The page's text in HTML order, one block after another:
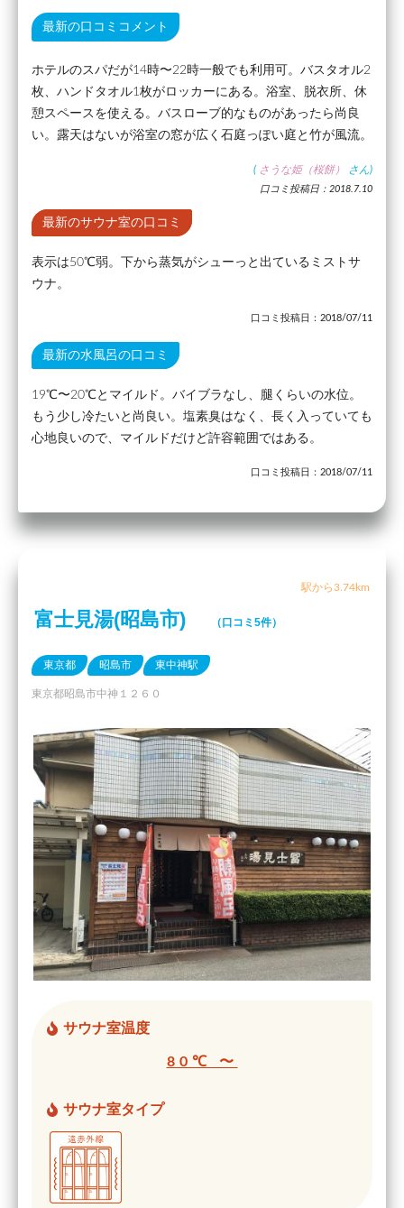
最新の口コミコメント
ホテルのスパだが14時〜22時一般でも利用可。バスタオル2
枚、ハンドタオル1枚がロッカーにある。浴室、脱衣所、休
憩スペースを使える。バスローブ的なものがあったら尚良
い。露天はないが浴室の窓が広く石庭っぽい庭と竹が風流。
( さうな姫（桜餅） さん)
口コミ投稿日：2018.7.10
最新のサウナ室の口コミ
表示は50℃弱。下から蒸気がシューっと出ているミストサ
ウナ。
口コミ投稿日：2018/07/11
最新の水風呂の口コミ
19℃〜20℃とマイルド。バイブラなし、腿くらいの水位。
もう少し冷たいと尚良い。塩素臭はなく、長く入っていても
心地良いので、マイルドだけど許容範囲ではある。
口コミ投稿日：2018/07/11
駅から3.74km
富士見湯(昭島市) （口コミ5件）
東京都 昭島市 東中神駅
東京都昭島市中神１２６０
サウナ室温度
80℃ 〜
サウナ室タイプ